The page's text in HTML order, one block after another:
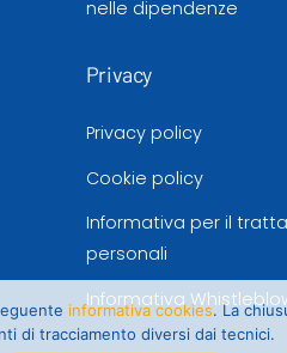
nelle dipendenze
Privacy
Privacy policy
Cookie policy
Informativa per il
personali
Informativa
informativa cookies. La
di tracciamento diversi dai tecnici.